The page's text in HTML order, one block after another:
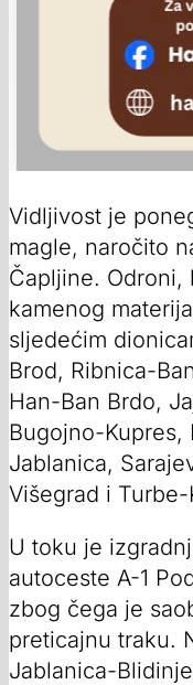
Vidljivost je
magle, naročito
Čapljine. Odroni,
kamenog
sljedećim
Brod, Ribnica-
Han-Ban Brdo,
Bugojno-Kupres,
Jablanica,
Višegrad i Turbe-
U toku je
autoceste A-1
zbog čega je
preticajnu traku.
Jablanica-